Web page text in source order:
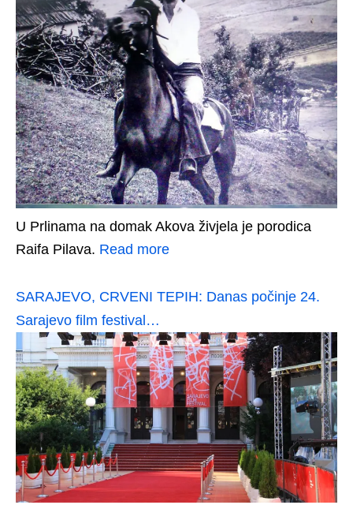
U Prlinama na domak Akova živjela je porodica
Raifa Pilava. Read more
SARAJEVO, CRVENI TEPIH: Danas počinje 24.
Sarajevo film festival…